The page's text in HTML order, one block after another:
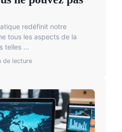
redéfinit notre
tous les aspects de la
telles ...
de lecture